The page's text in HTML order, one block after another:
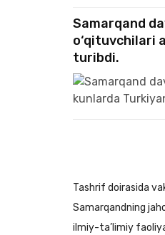
Samarqand
o‘qituvchilari
turibdi.
Tashrif doirasida
Samarqandning
ilmiy-ta’limiy